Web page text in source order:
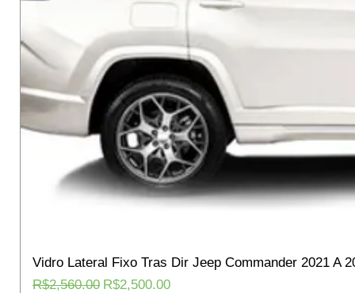
Vidro Lateral Fixo Tras Dir Jeep Commander 2021 A
Regular Price
R$2,560.00 Sale Price
R$2,500.00